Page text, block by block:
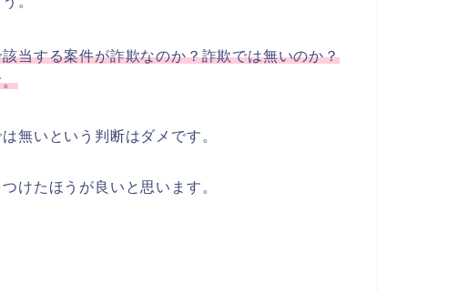
当する案件が詐欺なのか？詐欺では無いのか？
。
無いという判断はダメです。
けたほうが良いと思います。